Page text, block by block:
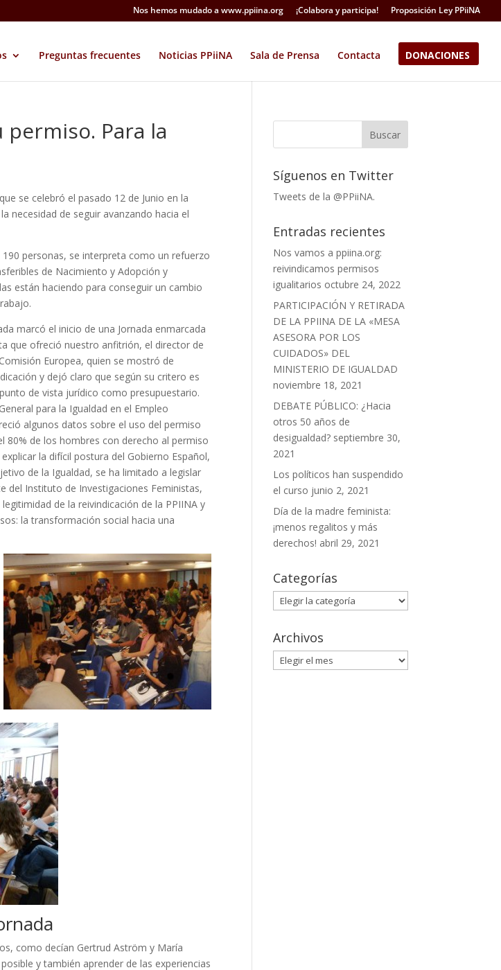
Nos hemos mudado a www.ppiina.org ¡Colabora y participa! Proposición Ley PPiiNA
Preguntas frecuentes Noticias PPiiNA Sala de Prensa Contacta DONACIONES
permiso. Para la
se celebró el pasado 12 de Junio en la
necesidad de seguir avanzando hacia el
personas, se interpreta como un refuerzo
de Nacimiento y Adopción y
están haciendo para conseguir un cambio
marcó el inicio de una Jornada enmarcada
que ofreció nuestro anfitrión, el director de
Europea, quien se mostró de
y dejó claro que según su critero es
de vista jurídico como presupuestario.
para la Igualdad en el Empleo
algunos datos sobre el uso del permiso
80% de los hombres con derecho al permiso
la difícil postura del Gobierno Español,
de la Igualdad, se ha limitado a legislar
del Instituto de Investigaciones Feministas,
de la reivindicación de la PPIINA y
la transformación social hacia una
como decían Gertrud Aström y María
y también aprender de las experiencias
Síguenos en Twitter
Tweets de la @PPiiNA.
Entradas recientes
Nos vamos a ppiina.org:
reivindicamos permisos
igualitarios octubre 24, 2022
PARTICIPACIÓN Y RETIRADA
DE LA PPIINA DE LA «MESA
ASESORA POR LOS
CUIDADOS» DEL
MINISTERIO DE IGUALDAD
noviembre 18, 2021
DEBATE PÚBLICO: ¿Hacia
otros 50 años de
desigualdad? septiembre 30,
2021
Los políticos han suspendido
el curso junio 2, 2021
Día de la madre feminista:
¡menos regalitos y más
derechos! abril 29, 2021
Categorías
Categorías
Archivos
Archivos